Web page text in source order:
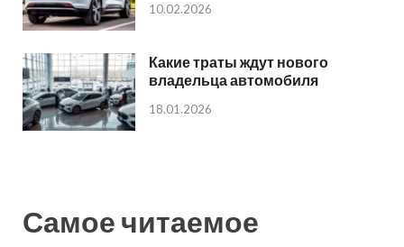
10.02.2026
Какие траты ждут нового
владельца автомобиля
18.01.2026
Самое читаемое